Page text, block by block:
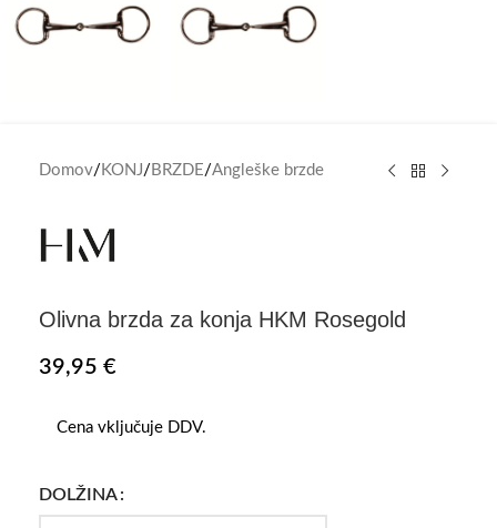
Domov/ KONJ/ BRZDE/Angleške brzde
Olivna brzda za konja HKM Rosegold
39,95 €
Cena vključuje DDV.
DOLŽINA